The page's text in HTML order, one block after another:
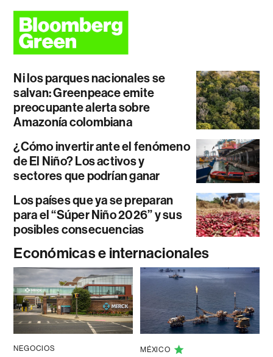
Ni los parques nacionales se
salvan: Greenpeace emite
preocupante alerta sobre
Amazonía colombiana
¿Cómo invertir ante el fenómeno
de El Niño? Los activos y
sectores que podrían ganar
Los países que ya se preparan
para el “Súper Niño 2026” y sus
posibles consecuencias
Económicas e internacionales
NEGOCIOS MÉXICO